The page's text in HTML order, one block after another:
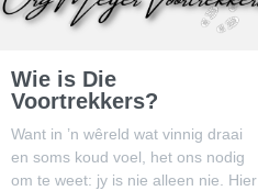
Wie is Die
Voortrekkers?
Want in ’n wêreld wat vinnig draai
en soms koud voel, het ons nodig
om te weet: jy is nie alleen nie. Hier